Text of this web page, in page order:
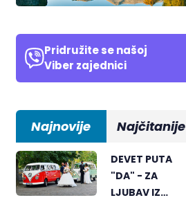
Pridružite se našoj
Viber zajednici
Najnovije Najčitanije
DEVET PUTA
"DA" - ZA
LJUBAV IZ